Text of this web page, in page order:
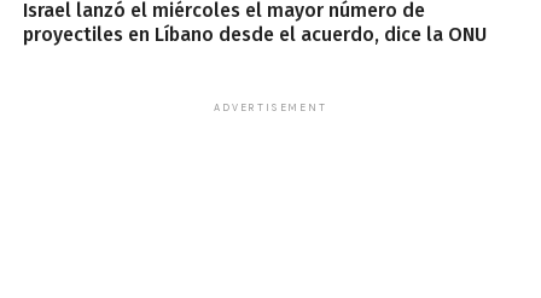
Israel lanzó el miércoles el mayor número de
proyectiles en Líbano desde el acuerdo, dice la ONU
ADVERTISEMENT